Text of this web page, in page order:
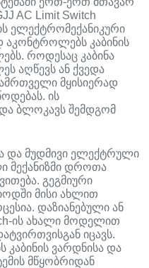
AC Limit Switch
ელექტრომექანიკური
კაბინის
როდესაც კაბინა
აღწევს ან ქვედა
მყისიერად
ის
ბლოკავს შემდგომ
და მუდმივი ელექტრული
მექანიზმი დროთა
გეგმიური
მისი ახლით
დაზიანებული ან
ის ახალი მოდელით
იცავს.
კაბინის ვარდნისა და
მწყობრიდან